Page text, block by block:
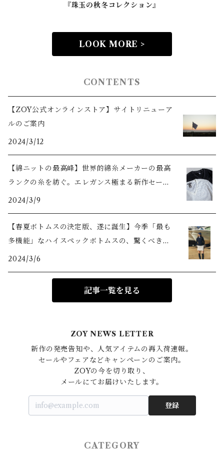
『珠玉の秋冬コレクション』
LOOK MORE >
CONTENTS
【ZOY公式オンラインストア】サイトリニューア
ルのご案内
2024/3/12
【綿ニットの最高峰】世界的綿糸メーカーの最高
ランクの糸を紡ぐ。エレガンス極まる新作セータ
ーをご紹介
2024/3/9
【春夏ボトムスの決定版、遂に誕生】今季「最も
多機能」なハイスペックボトムスの、驚くべき機
能美とは？
2024/3/6
記事一覧を見る
ZOY NEWS LETTER
新作の発売告知や、人気アイテムの再入荷速報。
セールやフェアなどキャンペーンのご案内。
ZOYの今を切り取り、
登録
CATEGORY